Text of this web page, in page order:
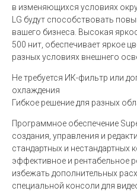
в изменяющихся условиях
LG будут способствовать
вашего бизнеса. Высокая
500 нит, обеспечивает яркое
разных условиях внешнего
Не требуется ИК-фильтр или
охлаждения
Гибкое решение для разных
Программное обеспечение
создания, управления и
стандартных и нестандартных
эффективное и рентабельное
избежать дополнительных
специальной консоли для